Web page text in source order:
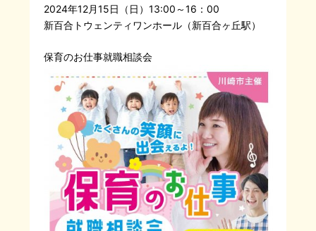
2024年12月15日（日）13:00～16：00
新百合トウェンティワンホール（新百合ヶ丘駅）
保育のお仕事就職相談会